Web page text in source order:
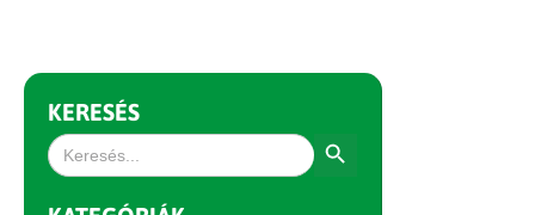
KERESÉS
Search
for: